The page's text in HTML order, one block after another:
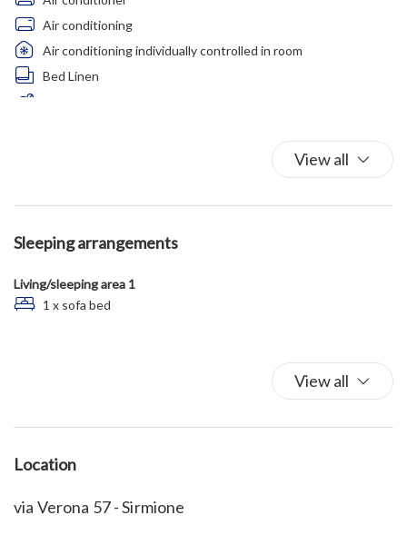
negozi, ai ristoranti, alle cantine vitivinicole, agriturismi e a
molte altre attrazioni.
Air conditioning
Air conditioning individually controlled in room
Bed Linen
Iron
Mini-refrigerator
Sofa bed
Toaster
Wheelchair Inaccessible
View all
Sleeping arrangements
Living/sleeping area 1
1 x sofa bed
View all
Location
via Verona 57 - Sirmione